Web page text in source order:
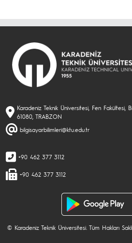
Karadeniz Teknik Üniversitesi, Fen Fakültesi,
61080, TRABZON
bilgisayarbilimleri@ktu.edu.tr
+90 462 377 3112
+90 462 377 3112
© Karadeniz Teknik Üniversitesi. Tüm Hakları